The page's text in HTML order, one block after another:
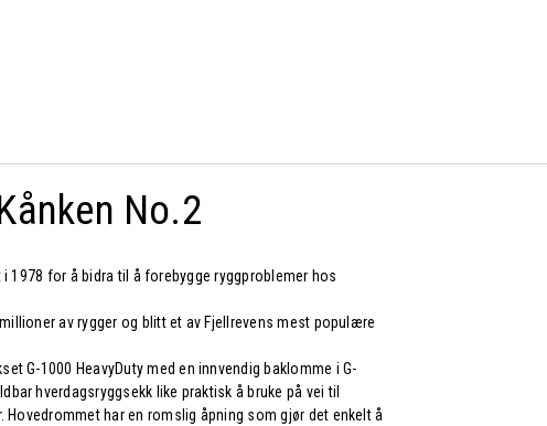
No.2
1978 for å bidra til å forebygge ryggproblemer hos
av rygger og blitt et av Fjellrevens mest populære
G-1000 HeavyDuty med en innvendig baklomme i G-
hverdagsryggsekk like praktisk å bruke på vei til
har en romslig åpning som gjør det enkelt å